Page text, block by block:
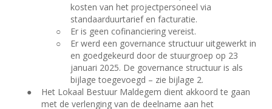
kosten van het projectpersoneel via
standaarduurtarief en facturatie.
○
Er is geen cofinanciering vereist.
○
Er werd een governance structuur uitgewerkt in
en goedgekeurd door de stuurgroep op 23
januari 2025. De governance structuur is als
bijlage toegevoegd – zie bijlage 2.
●
Het Lokaal Bestuur Maldegem dient akkoord te gaan
met de verlenging van de deelname aan het